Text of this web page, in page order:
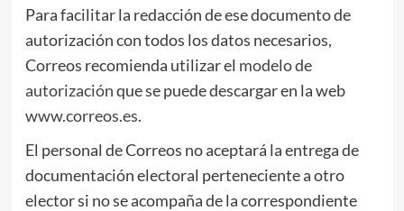
Para facilitar la redacción de ese documento de
autorización con todos los datos necesarios,
Correos recomienda utilizar el modelo de
autorizaciónque se puede descargar en la web
www.correos.es.
El personal de Correos no aceptará la entrega de
documentación electoral perteneciente a otro
elector si no se acompaña de la correspondiente